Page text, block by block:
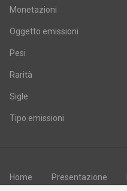
Monetazioni
Oggetto emissioni
Pesi
Rarità
Sigle
Tipo emissioni
Home Presentazione